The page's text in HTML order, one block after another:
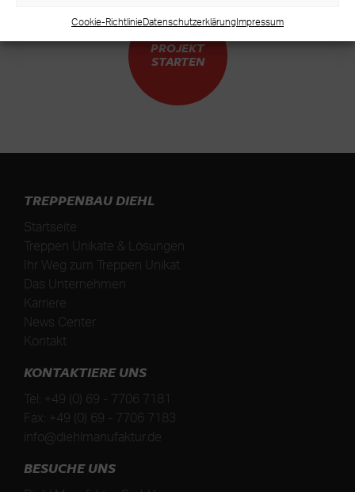
Cookie-RichtlinieDatenschutzerklärungImpressum
PROJEKT
STARTEN
TREPPENBAU DIEHL
Startseite
Treppen Unikate & Lösungen
Ihr Weg zum Treppen Unikat
Das Unternehmen
Karriere
News Center
Kontakt
KONTAKTIERE UNS
Tel: +49 (0) 69 - 7706 7181
Fax: +49 (0) 69 - 7706 7183
info@diehlmanufaktur.de
BESUCHE UNS